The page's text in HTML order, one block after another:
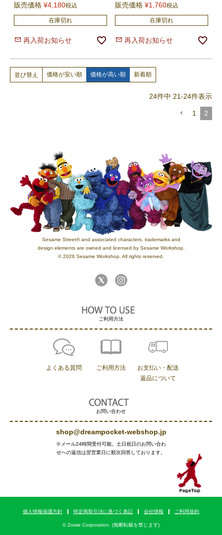
販売価格 ¥4,180税込
在庫切れ
再入荷お知らせ
販売価格 ¥1,760税込
在庫切れ
再入荷お知らせ
並び替え 価格が安い順 価格が高い順 新着順
24件中 21-24件表示
1 2
Sesame Street® and associated characters, trademarks and
design elements are owned and licensed by Sesame Workshop.
© 2026 Sesame Workshop. All rights reserved.
お問い合わせ
shop@dreampocket-webshop.jp
※メール24時間受付可能。土日祝日のお問い合わ
せへの返信は翌営業日に順次回答しております。
ご利用方法
よくある質問 ご利用方法
お支払い・配送
返品について
個人情報保護方針 特定商取引法に基づく表記 会社情報 ご利用規約
© Zowie Corporation. (無断転載を禁じます)